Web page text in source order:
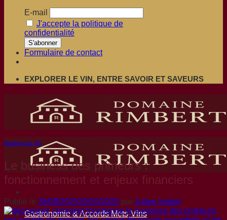
E-mail
J'accepte la politique de
confidentialité
Formulaire de contact
EXPLORER LE VIN, ENTRE SAVOIR ET SAVEURS
Gastronomie & Accords Mets-Vins
Business & Vin
Le business des primeurs :
fonctionnement et enjeux financiers
Publié le 28/08/202520/10/2025 par Julien Imbert